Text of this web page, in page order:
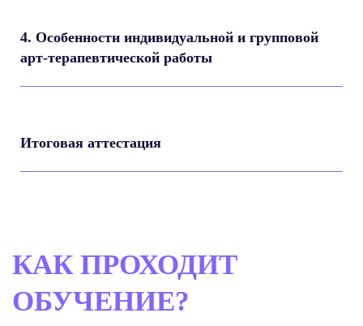
4. Особенности индивидуальной и групповой
арт-терапевтической работы
Итоговая аттестация
КАК ПРОХОДИТ
ОБУЧЕНИЕ?